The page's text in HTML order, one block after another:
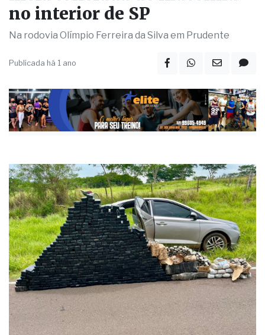
no interior de SP
Na rodovia Olímpio Ferreira da Silva em Prudente
Publicada há 1 ano